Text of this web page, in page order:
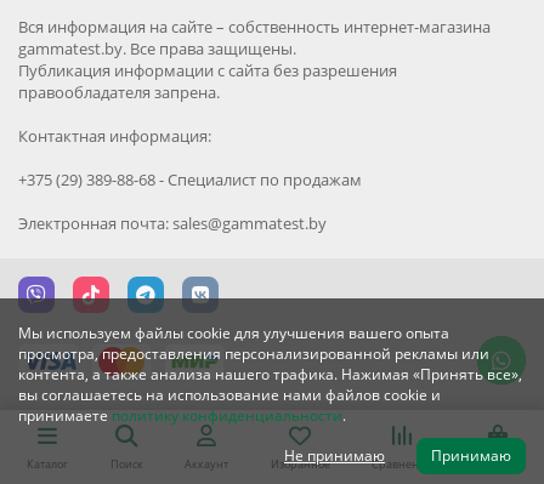
Мы используем файлы cookie для улучшения вашего опыта
просмотра, предоставления персонализированной рекламы или
контента, а также анализа нашего трафика. Нажимая «Принять все»,
вы соглашаетесь на использование нами файлов cookie и
принимаете политику конфиденциальности.
Не принимаю Принимаю
Вся информация на сайте – собственность интернет-магазина
gammatest.by. Все права защищены.
Публикация информации с сайта без разрешения
правообладателя запрена.
Контактная информация:
+375 (29) 389-88-68 - Специалист по продажам
Электронная почта: sales@gammatest.by
Каталог Поиск Аккаунт Избранное Сравнение Корзина